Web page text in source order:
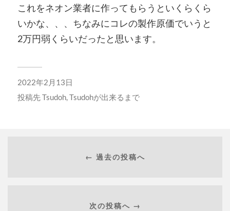
これをネオン業者に作ってもらうといくらくら
いかな、、、ちなみにコレの製作原価でいうと
2万円弱くらいだったと思います。
2022年2月13日
投稿先Tsudoh,Tsudohが出来るまで
← 過去の投稿へ
次の投稿へ →